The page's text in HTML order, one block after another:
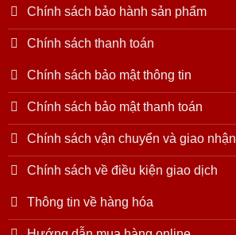
Chính sách bảo hành sản phẩm
Chính sách thanh toán
Chính sách bảo mật thông tin
Chính sách bảo mật thanh toán
Chính sách vận chuyển và giao nhận
Chính sách về điều kiện giao dịch
Thông tin về hàng hóa